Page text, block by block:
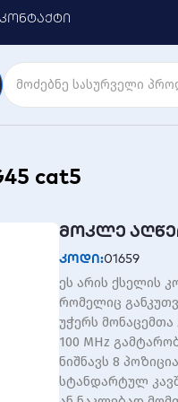
კონტაქტი
cat5
მოკლე
კოდი:01659
ეს არის ქსელის
რომელიც
უჭერს მონაცემთა
100 MHz
ნიშნავს 8
სტანდარტულ